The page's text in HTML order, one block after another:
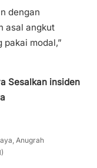
dengan
asal angkut
modal,”
Sesalkan insiden
Anugrah